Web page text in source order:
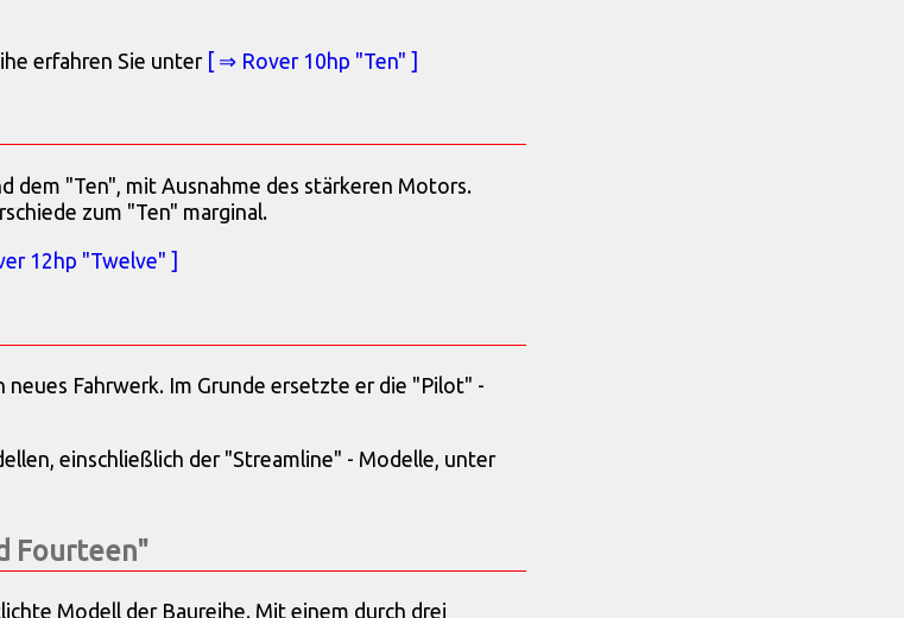
erfahren Sie unter [ ⇒ Rover 10hp "Ten" ]
dem "Ten", mit Ausnahme des stärkeren Motors.
zum "Ten" marginal.
12hp "Twelve" ]
Fahrwerk. Im Grunde ersetzte er die "Pilot" -
einschließlich der "Streamline" - Modelle, unter
Fourteen"
Modell der Baureihe. Mit einem durch drei